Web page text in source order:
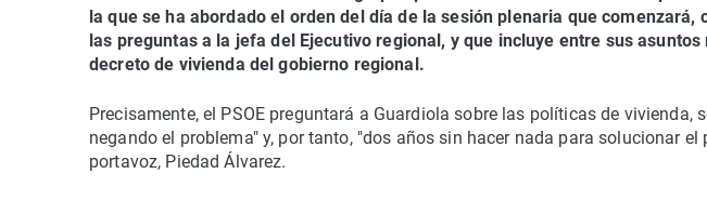
la que se ha abordado el orden del día de la sesión plenaria que comenzará,
las preguntas a la jefa del Ejecutivo regional, y que incluye entre sus
decreto de vivienda del gobierno regional.
Precisamente, el PSOE preguntará a Guardiola sobre las políticas de vivienda,
negando el problema" y, por tanto, "dos años sin hacer nada para solucionar
portavoz, Piedad Álvarez.